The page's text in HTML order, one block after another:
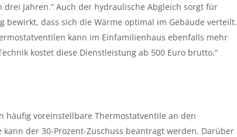
Jahren.“ Auch der hydraulische Abgleich sorgt für
bewirkt, dass sich die Wärme optimal im Gebäude verteilt.
kann im Einfamilienhaus ebenfalls mehr
kostet diese Dienstleistung ab 500 Euro brutto.“
häufig voreinstellbare Thermostatventile an den
der 30-Prozent-Zuschuss beantragt werden. Darüber